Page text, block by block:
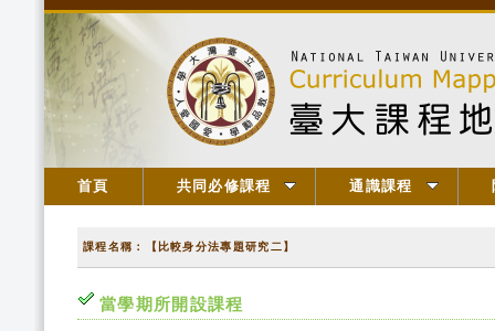
首頁 共同必修課程 通識課程
課程名稱：【比較身分法專題研究二】
當學期所開設課程